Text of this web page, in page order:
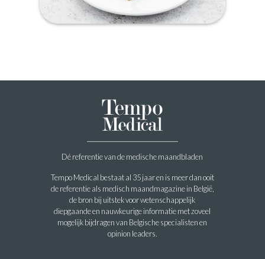
Dé referentie van de medische maandbladen
Tempo Medical bestaat al 35 jaar en is meer dan ooit
de referentie als medisch maandmagazine in België,
de bron bij uitstek voor wetenschappelijk
diepgaande en nauwkeurige informatie met zoveel
mogelijk bijdragen van Belgische specialisten en
opinion leaders.